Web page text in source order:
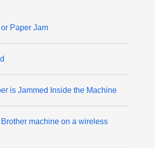
Paper Jam
is Jammed Inside the Machine
machine on a wireless